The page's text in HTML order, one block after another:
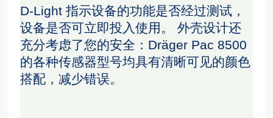
D-Light 指示设备的功能是否经过测试，
设备是否可立即投入使用。 外壳设计还
充分考虑了您的安全：Dräger Pac 8500
的各种传感器型号均具有清晰可见的颜色
搭配，减少错误。